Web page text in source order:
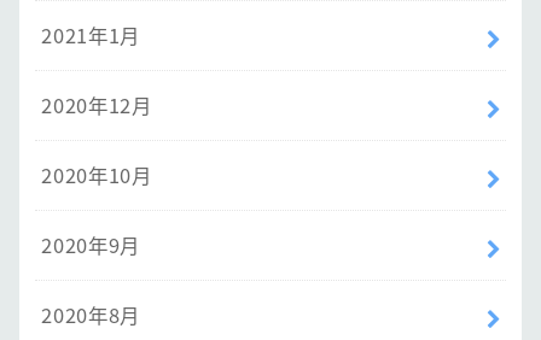
2021年1月
2020年12月
2020年10月
2020年9月
2020年8月